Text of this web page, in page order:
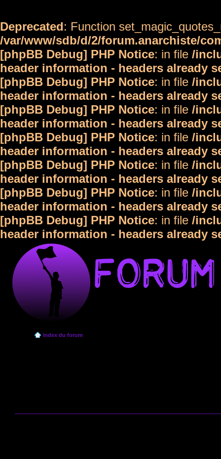
Deprecated: Function
/var/www/sdb/d/2/forum.anarchiste/
[phpBB Debug] PHP Notice: in file /
header information - headers already
[phpBB Debug] PHP Notice: in file /
header information - headers already
[phpBB Debug] PHP Notice: in file /
header information - headers already
[phpBB Debug] PHP Notice: in file /
header information - headers already
[phpBB Debug] PHP Notice: in file /
header information - headers already
[phpBB Debug] PHP Notice: in file /
header information - headers already
[phpBB Debug] PHP Notice: in file /
header information - headers already
Index du forum